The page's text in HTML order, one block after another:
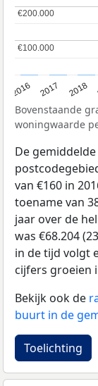
2016 2017 2018
€100.000
€100.000
€200.000
€200.000
Bovenstaande
woningwaarde
De gemiddelde
van €160 in
toename van
jaar over de
was €68.204
in de tijd volgt
cijfers groeien
Bekijk ook de
buurt in de
Toelichting